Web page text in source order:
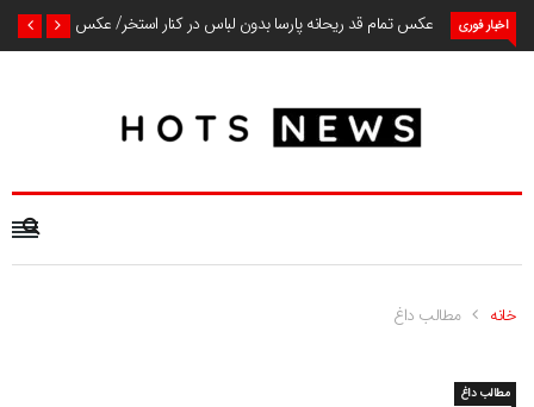
اخبار فوری عکس تمام قد ریحانه پارسا بدون لباس در کنار استخر/ عکس
خانه مطالب داغ
مطالب داغ